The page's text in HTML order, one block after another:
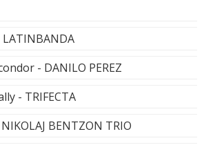
- DANILO PEREZ
- TRIFECTA
BENTZON TRIO